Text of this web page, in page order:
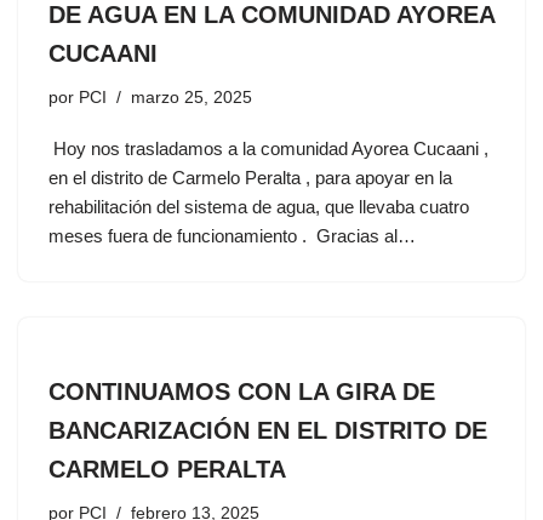
DE AGUA EN LA COMUNIDAD AYOREA
CUCAANI
por PCI marzo 25, 2025
Hoy nos trasladamos a la comunidad Ayorea Cucaani ,
en el distrito de Carmelo Peralta , para apoyar en la
rehabilitación del sistema de agua, que llevaba cuatro
meses fuera de funcionamiento . Gracias al…
CONTINUAMOS CON LA GIRA DE
BANCARIZACIÓN EN EL DISTRITO DE
CARMELO PERALTA
por PCI febrero 13, 2025